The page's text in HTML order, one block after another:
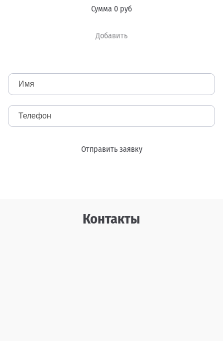
Сумма 0 руб
Добавить
Отправить заявку
Контакты